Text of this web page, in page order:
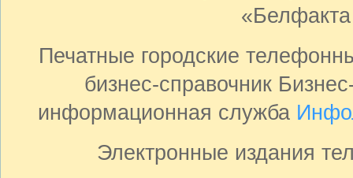
Печатные городские
бизнес-справочник
информационная служба
Электронные издания